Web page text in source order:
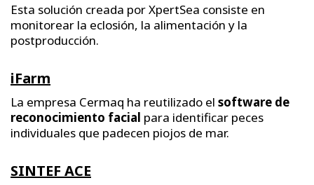
Esta solución creada por XpertSea consiste en
monitorear la eclosión, la alimentación y la
postproducción.
iFarm
La empresa Cermaq ha reutilizado el software de
reconocimiento facial para identificar peces
individuales que padecen piojos de mar.
SINTEF ACE